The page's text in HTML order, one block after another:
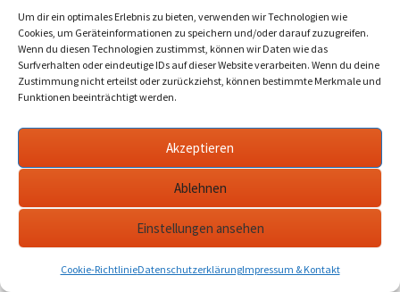
Um dir ein optimales Erlebnis zu bieten, verwenden wir Technologien wie
Cookies, um Geräteinformationen zu speichern und/oder darauf zuzugreifen.
Wenn du diesen Technologien zustimmst, können wir Daten wie das
Surfverhalten oder eindeutige IDs auf dieser Website verarbeiten. Wenn du deine
Zustimmung nicht erteilst oder zurückziehst, können bestimmte Merkmale und
Funktionen beeinträchtigt werden.
Akzeptieren
Ablehnen
Einstellungen ansehen
Cookie-RichtlinieDatenschutzerklärungImpressum & Kontakt
Schulen
2024-02-19 Werder Havel havel, modernisierung
erhaltung schulen,werder
Schulen. Knapp die Hälfte dieser 39 Maßnahmen seien am
Ernst-Haeckel-Gymnasium realisiert worden.…mehr
Datenschutzerklärung werderanderhavel.de